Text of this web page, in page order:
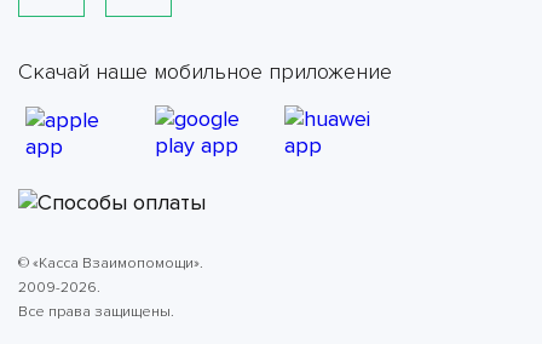
Скачай наше мобильное приложение
© «Касса Взаимопомощи».
2009-2026.
Все права защищены.